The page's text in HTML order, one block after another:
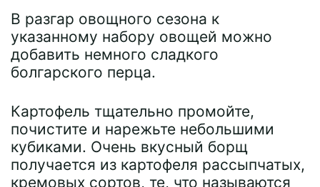
В разгар овощного сезона к
указанному набору овощей можно
добавить немного сладкого
болгарского перца.
Картофель тщательно промойте,
почистите и нарежьте небольшими
кубиками. Очень вкусный борщ
получается из картофеля рассыпчатых,
кремовых сортов, те, что называются